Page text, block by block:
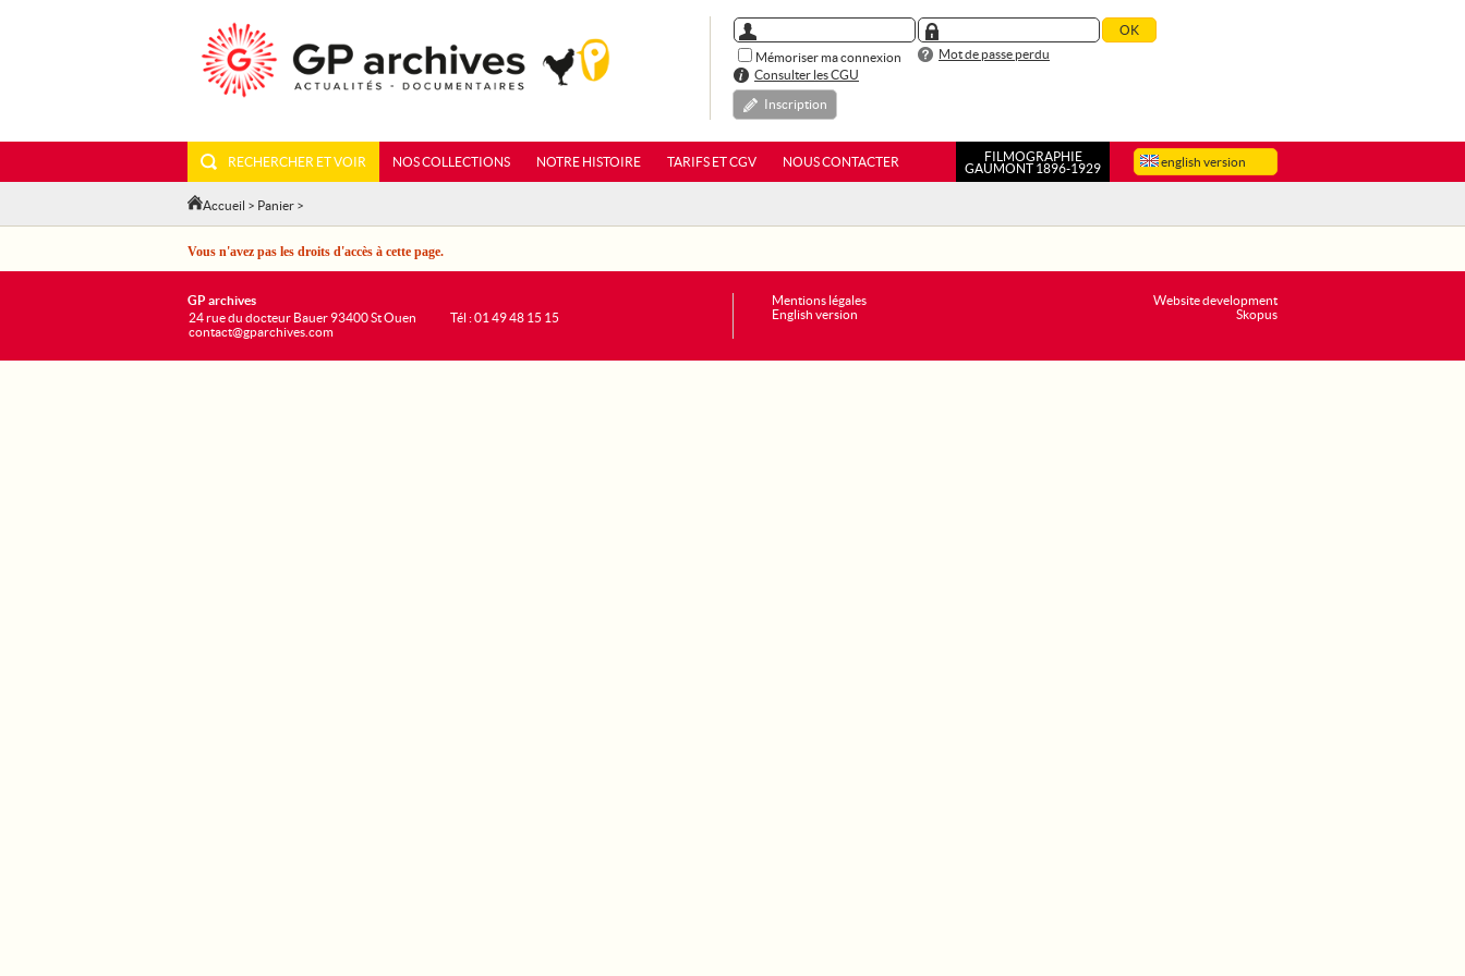
Mémoriser ma connexion
Mot de passe perdu
Consulter les CGU
Inscription
english version
RECHERCHER ET VOIR NOS COLLECTIONS NOTRE HISTOIRE TARIFS ET CGV NOUS CONTACTER
FILMOGRAPHIE
GAUMONT 1896-1929
Accueil > Panier >
Vous n'avez pas les droits d'accès à cette page.
Website development
Skopus
GP archives
24 rue du docteur Bauer 93400 St Ouen
contact@gparchives.com
Tél : 01 49 48 15 15
Mentions légales
English version